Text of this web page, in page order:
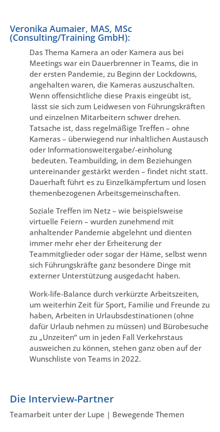
Veronika Aumaier, MAS, MSc
(Consulting/Training GmbH):
Das Thema Kamera an oder Kamera aus bei
Meetings war ein Dauerbrenner in Teams, die in
der ersten Pandemie, zu Beginn der Lockdowns,
angehalten waren, die Kameras auszuschalten.
Wenn offensichtliche diese Praxis eingeübt ist,
lässt sie sich zum Leidwesen von Führungskräften
und einzelnen Mitarbeitern schwer drehen.
Tatsache ist, dass regelmäßige Treffen – ohne
Kameras – überwiegend nur inhaltlichen Austausch
oder Informationsweitergabe/-einholung
bedeuten. Teambuilding, in dem Beziehungen
untereinander gestärkt werden – findet nicht statt.
Dauerhaft führt es zu Einzelkämpfertum und losen
themenbezogenen Arbeitsgemeinschaften.
Soziale Treffen im Netz – wie beispielsweise
virtuelle Feiern – wurden zunehmend mit
anhaltender Pandemie abgelehnt und dienten
immer mehr eher der Erheiterung der
Teammitglieder oder sogar der Häme, selbst wenn
sich Führungskräfte ganz besondere Dinge mit
externer Unterstützung ausgedacht haben.
Work-life-Balance durch verkürzte Arbeitszeiten,
um weiterhin Zeit für Sport, Familie und Freunde zu
haben, Arbeiten in Urlaubsdestinationen (ohne
dafür Urlaub nehmen zu müssen) und Bürobesuche
zu „Unzeiten“ um in jeden Fall Verkehrstaus
ausweichen zu können, stehen ganz oben auf der
Wunschliste von Teams in 2022.
Die Interview-Partner
Teamarbeit unter der Lupe | Bewegende Themen